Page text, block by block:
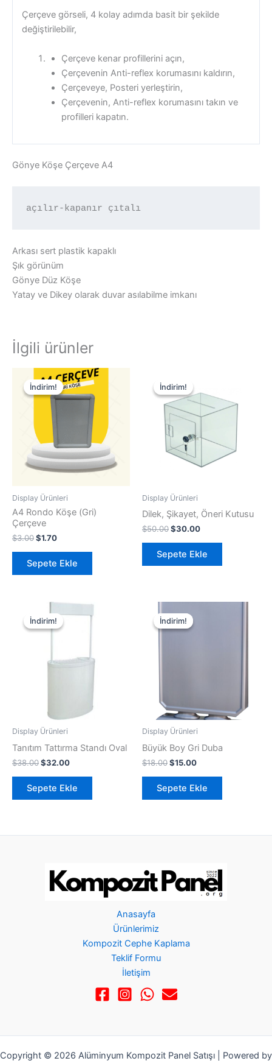
Çerçeve görseli, 4 kolay adımda basit bir şekilde
değiştirilebilir,
Çerçeve kenar profillerini açın,
Çerçevenin Anti-reflex korumasını kaldırın,
Çerçeveye, Posteri yerleştirin,
Çerçevenin, Anti-reflex korumasını takın ve
profilleri kapatın.
Gönye Köşe Çerçeve A4
açılır-kapanır çıtalı
Arkası sert plastik kapaklı
Şık görünüm
Gönye Düz Köşe
Yatay ve Dikey olarak duvar asılabilme imkanı
İlgili ürünler
İndirim!
İndirim!
Display Ürünleri
A4 Rondo Köşe (Gri)
Çerçeve
$3.00
Orijinal
fiyat:
$3.00.
$1.70
Şu
andaki
fiyat:
$1.70.
Sepete Ekle
İndirim!
İndirim!
Display Ürünleri
Dilek, Şikayet, Öneri Kutusu
$50.00
fiyat:
$50.00.
$30.00
fiyat:
$30.00.
Sepete Ekle
İndirim!
İndirim!
Display Ürünleri
Tanıtım Tattırma Standı Oval
$38.00
Orijinal
fiyat:
$38.00.
$32.00
Şu
andaki
Sepete Ekle
İndirim!
İndirim!
Display Ürünleri
Büyük Boy Gri Duba
$18.00
fiyat:
$18.00.
$15.00
Sepete Ekle
Anasayfa
Ürünlerimiz
Kompozit Cephe Kaplama
Teklif Formu
İletişim
Copyright © 2026 Alüminyum Kompozit Panel Satışı | Powered by